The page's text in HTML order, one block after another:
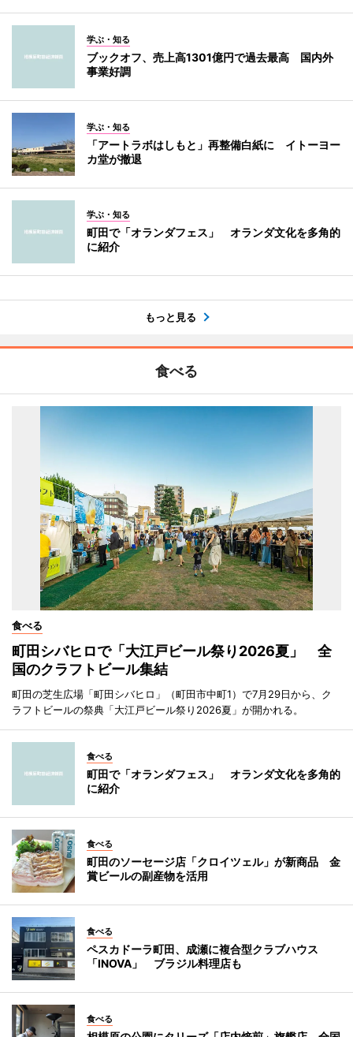
学ぶ・知る
ブックオフ、売上高1301億円で過去最高 国内外
事業好調
学ぶ・知る
「アートラボはしもと」再整備白紙に イトーヨー
カ堂が撤退
学ぶ・知る
町田で「オランダフェス」 オランダ文化を多角的
に紹介
もっと見る
食べる
食べる
町田シバヒロで「大江戸ビール祭り2026夏」 全
国のクラフトビール集結
町田の芝生広場「町田シバヒロ」（町田市中町1）で7月29日から、ク
ラフトビールの祭典「大江戸ビール祭り2026夏」が開かれる。
食べる
町田で「オランダフェス」 オランダ文化を多角的
に紹介
食べる
町田のソーセージ店「クロイツェル」が新商品 金
賞ビールの副産物を活用
食べる
ペスカドーラ町田、成瀬に複合型クラブハウス
「INOVA」 ブラジル料理店も
食べる